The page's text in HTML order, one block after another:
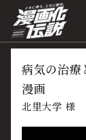
病気の治療
漫画
北里大学 様